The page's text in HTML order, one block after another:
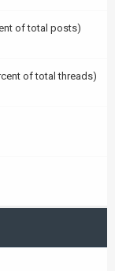
of total posts)
of total threads)